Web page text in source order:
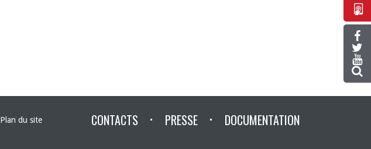
Plan du site CONTACTS PRESSE DOCUMENTATION